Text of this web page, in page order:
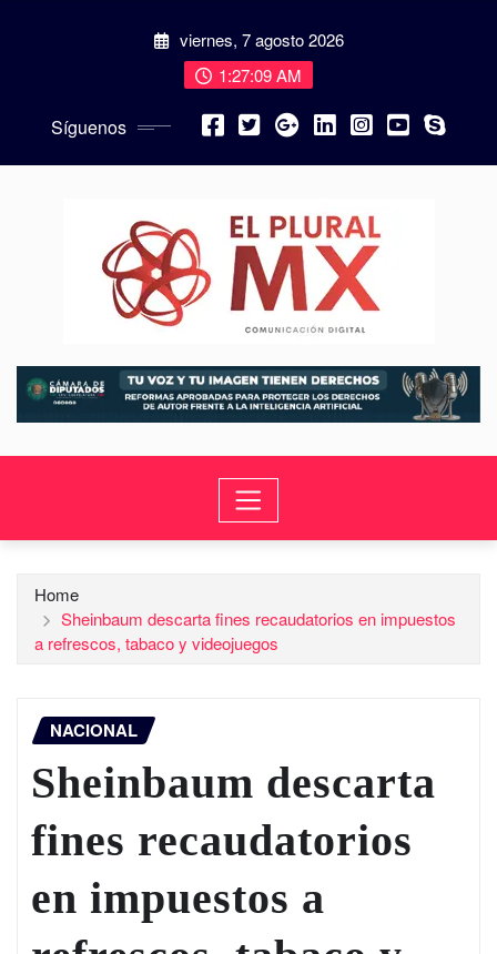
viernes, 7 agosto 2026
1:27:10 AM
Síguenos
Home
Sheinbaum descarta fines recaudatorios en impuestos
a refrescos, tabaco y videojuegos
NACIONAL
Sheinbaum descarta
fines recaudatorios
en impuestos a